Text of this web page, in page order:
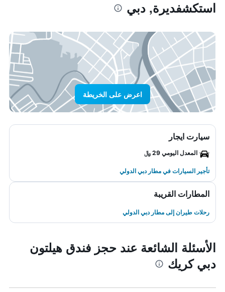
استكشفديرة, دبي
اعرض على الخريطة
سيارت ايجار
المعدل اليومي 29 ﷼
تأجير السيارات في مطار دبي الدولي
المطارات القريبة
رحلات طيران إلى مطار دبي الدولي
الأسئلة الشائعة عند حجز فندق هيلتون
دبي كريك